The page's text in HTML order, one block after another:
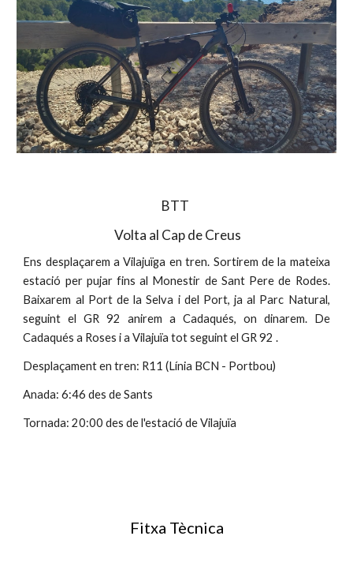
BTT
Volta al Cap de Creus
Ens desplaçarem a Vilajuïga en tren. Sortirem de la mateixa
estació per pujar fins al Monestir de Sant Pere de Rodes.
Baixarem al Port de la Selva i del Port, ja al Parc Natural,
seguint el GR 92 anirem a Cadaqués, on dinarem. De
Cadaqués a Roses i a Vilajuïa tot seguint el GR 92 .
Desplaçament en tren: R11 (Línia BCN - Portbou)
Anada: 6:46 des de Sants
Tornada: 20:00 des de l'estació de Vilajuïa
Fitxa Tècnica